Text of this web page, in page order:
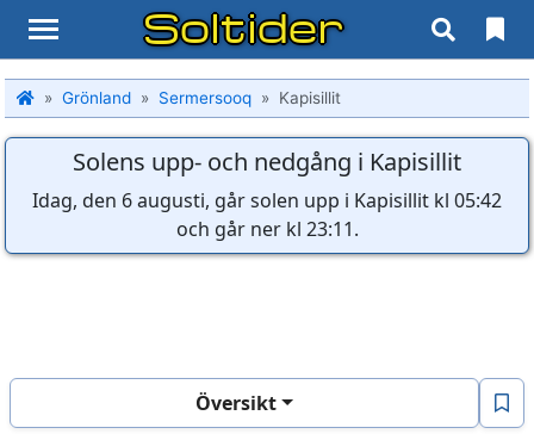
Soltider
Grönland Sermersooq Kapisillit
Solens upp- och nedgång i Kapisillit
Idag, den 6 augusti, går solen upp i Kapisillit kl 05:42
och går ner kl 23:11.
Översikt